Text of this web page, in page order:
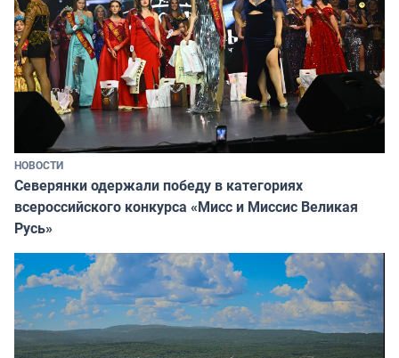
НОВОСТИ
Северянки одержали победу в категориях
всероссийского конкурса «Мисс и Миссис Великая
Русь»